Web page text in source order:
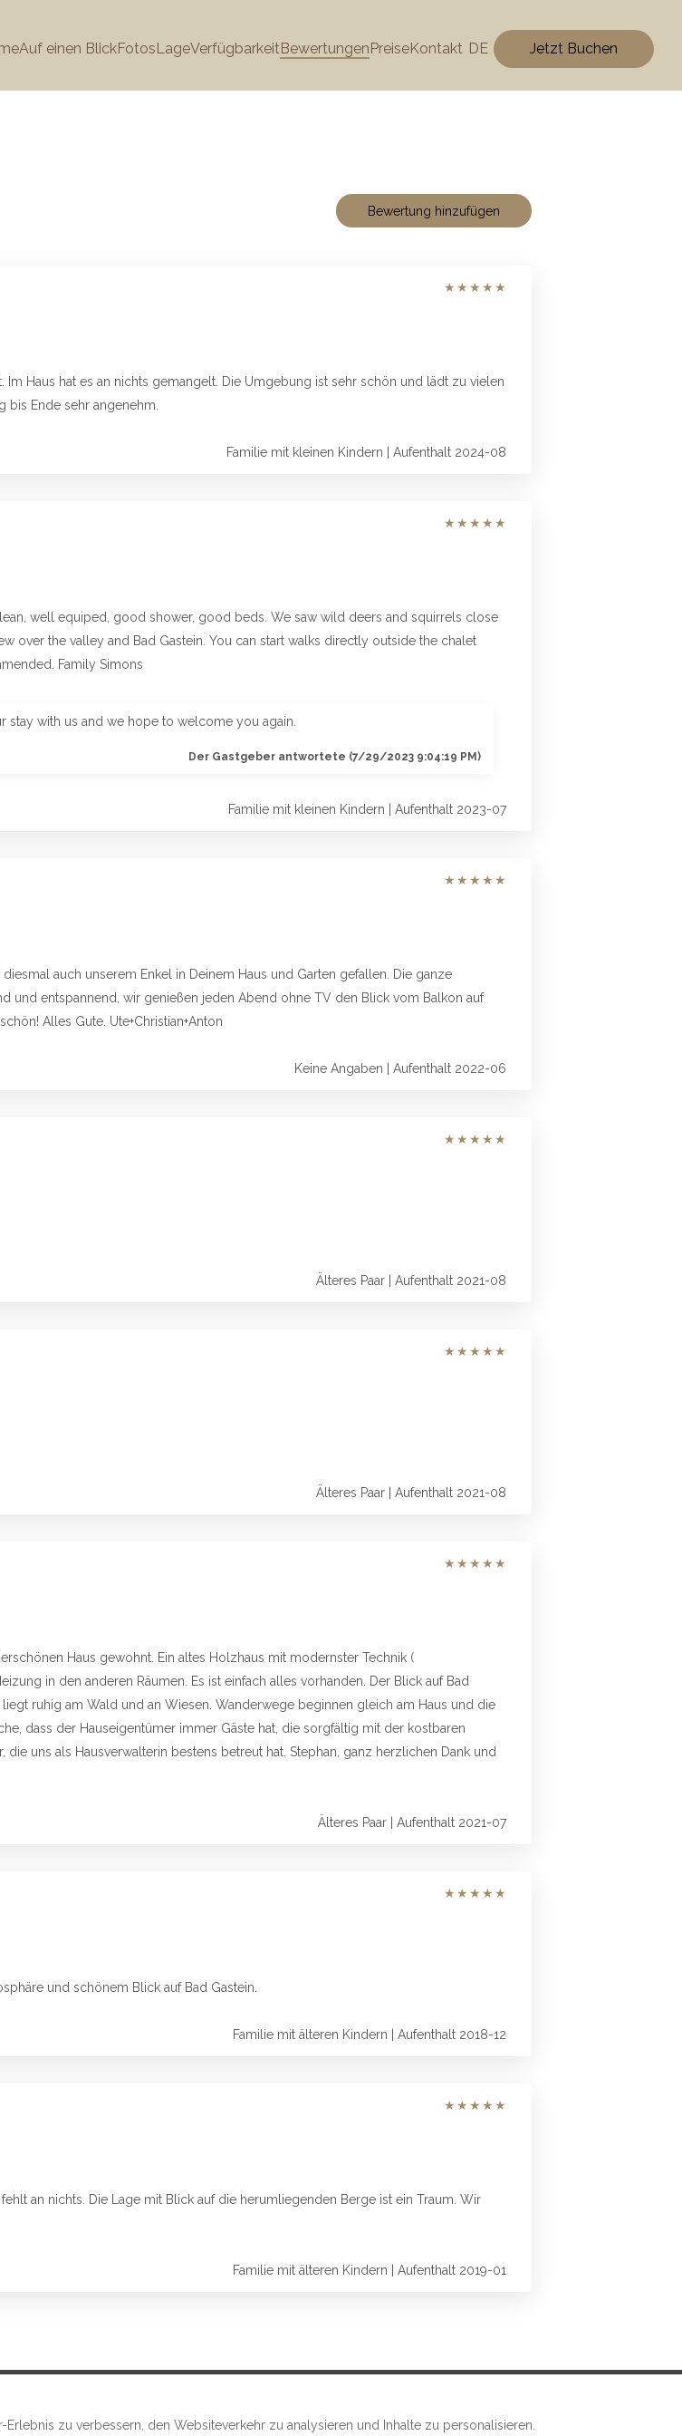
Auf einen BlickFotosLageVerfügbarkeitBewertungenPreiseKontakt DE Jetzt Buchen
Bewertung hinzufügen
★ ★ ★ ★ ★
Haus hat es an nichts gemangelt. Die Umgebung ist sehr schön und lädt zu vielen
bis Ende sehr angenehm.
Familie mit kleinen Kindern | Aufenthalt 2024-08
★ ★ ★ ★ ★
well equiped, good shower, good beds. We saw wild deers and squirrels close
over the valley and Bad Gastein. You can start walks directly outside the chalet
Family Simons
stay with us and we hope to welcome you again.
Der Gastgeber antwortete (7/29/2023 9:04:19 PM)
Familie mit kleinen Kindern | Aufenthalt 2023-07
★ ★ ★ ★ ★
auch unserem Enkel in Deinem Haus und Garten gefallen. Die ganze
und entspannend, wir genießen jeden Abend ohne TV den Blick vom Balkon auf
Alles Gute. Ute+Christian+Anton
Keine Angaben | Aufenthalt 2022-06
★ ★ ★ ★ ★
Älteres Paar | Aufenthalt 2021-08
★ ★ ★ ★ ★
Älteres Paar | Aufenthalt 2021-08
★ ★ ★ ★ ★
Haus gewohnt. Ein altes Holzhaus mit modernster Technik (
in den anderen Räumen. Es ist einfach alles vorhanden. Der Blick auf Bad
ruhig am Wald und an Wiesen. Wanderwege beginnen gleich am Haus und die
dass der Hauseigentümer immer Gäste hat, die sorgfältig mit der kostbaren
uns als Hausverwalterin bestens betreut hat. Stephan, ganz herzlichen Dank und
Älteres Paar | Aufenthalt 2021-07
★ ★ ★ ★ ★
und schönem Blick auf Bad Gastein.
Familie mit älteren Kindern | Aufenthalt 2018-12
★ ★ ★ ★ ★
an nichts. Die Lage mit Blick auf die herumliegenden Berge ist ein Traum. Wir
Familie mit älteren Kindern | Aufenthalt 2019-01
zu verbessern, den Websiteverkehr zu analysieren und Inhalte zu personalisieren.